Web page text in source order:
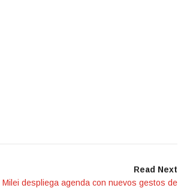
Read Next
Milei despliega agenda con nuevos gestos de